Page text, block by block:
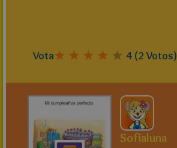
Vota 4 (2Votos)
Sofialuna